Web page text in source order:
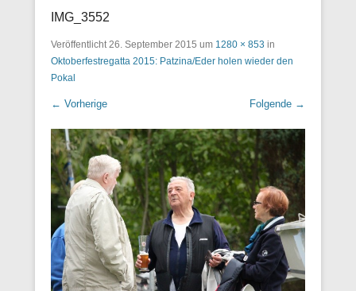
IMG_3552
Veröffentlicht26. September 2015 um 1280 × 853 in
Oktoberfestregatta 2015: Patzina/Eder holen wieder den
Pokal
← Vorherige Folgende →